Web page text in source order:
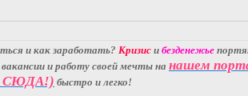
и как заработать? Кризис и безденежье
и работу своей мечты на нашем
СЮДА!) быстро и легко!